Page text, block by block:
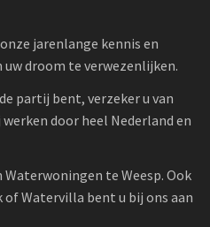
jarenlange kennis en
droom te verwezenlijken.
partij bent, verzeker u van
door heel Nederland en
Waterwoningen te Weesp. Ook
Watervilla bent u bij ons aan